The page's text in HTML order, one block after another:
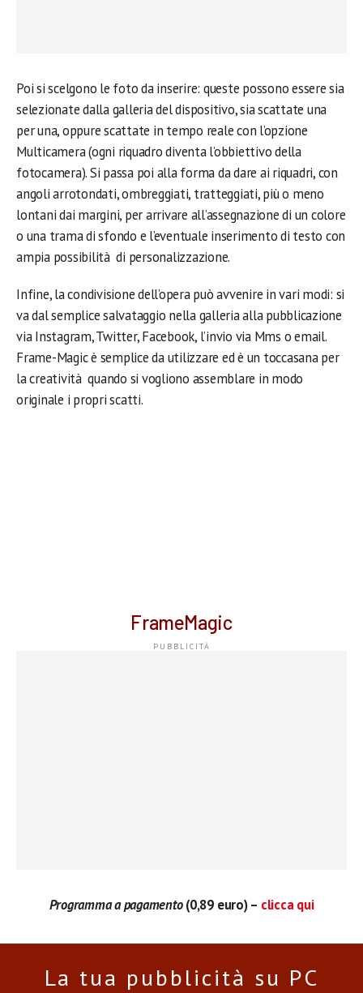
Poi si scelgono le foto da inserire: queste possono essere sia
selezionate dalla galleria del dispositivo, sia scattate una
per una, oppure scattate in tempo reale con l’opzione
Multicamera (ogni riquadro diventa l’obbiettivo della
fotocamera). Si passa poi alla forma da dare ai riquadri, con
angoli arrotondati, ombreggiati, tratteggiati, più o meno
lontani dai margini, per arrivare all’assegnazione di un colore
o una trama di sfondo e l’eventuale inserimento di testo con
ampia possibilità di personalizzazione.
Infine, la condivisione dell’opera può avvenire in vari modi: si
va dal semplice salvataggio nella galleria alla pubblicazione
via Instagram, Twitter, Facebook, l’invio via Mms o email.
Frame-Magic è semplice da utilizzare ed è un toccasana per
la creatività quando si vogliono assemblare in modo
originale i propri scatti.
FrameMagic
Programma a pagamento(0,89 euro) – clicca qui
La tua pubblicità su PC